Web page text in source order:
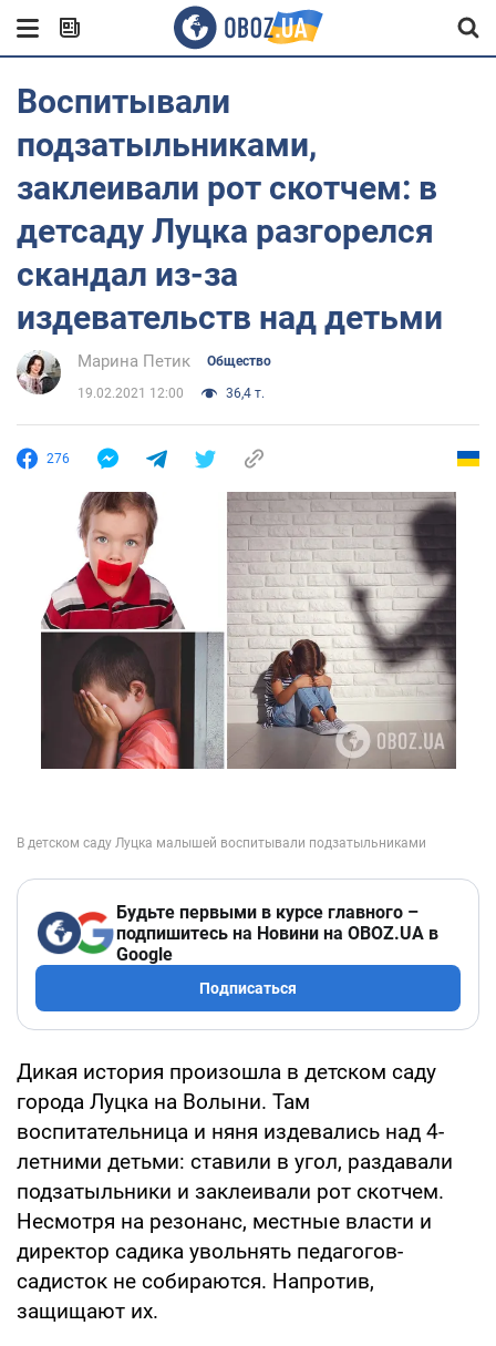
Воспитывали
подзатыльниками,
заклеивали рот скотчем: в
детсаду Луцка разгорелся
скандал из-за
издевательств над детьми
Марина Петик Общество
19.02.2021 12:00 36,4 т.
276
Будьте первыми в курсе главного –
подпишитесь на Новини на OBOZ.UA в
Google
Подписаться
Дикая история произошла в детском саду
города Луцка на Волыни. Там
воспитательница и няня издевались над 4-
летними детьми: ставили в угол, раздавали
подзатыльники и заклеивали рот скотчем.
Несмотря на резонанс, местные власти и
директор садика увольнять педагогов-
садисток не собираются. Напротив,
защищают их.